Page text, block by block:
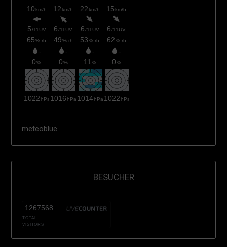
meteoblue
BESUCHER
1267568
TOTAL
VISITORS